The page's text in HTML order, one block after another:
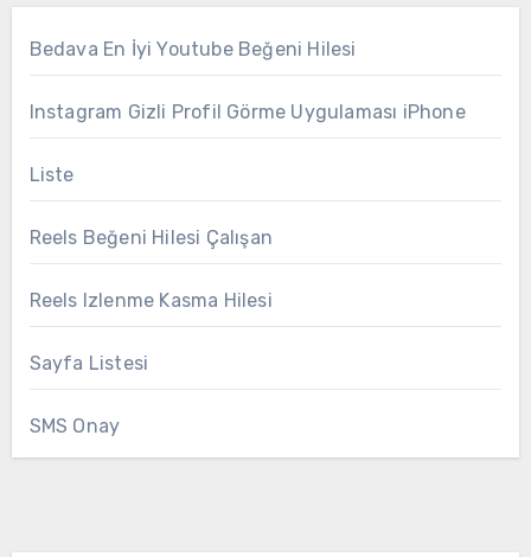
Bedava En İyi Youtube Beğeni Hilesi
Instagram Gizli Profil Görme Uygulaması iPhone
Liste
Reels Beğeni Hilesi Çalışan
Reels Izlenme Kasma Hilesi
Sayfa Listesi
SMS Onay